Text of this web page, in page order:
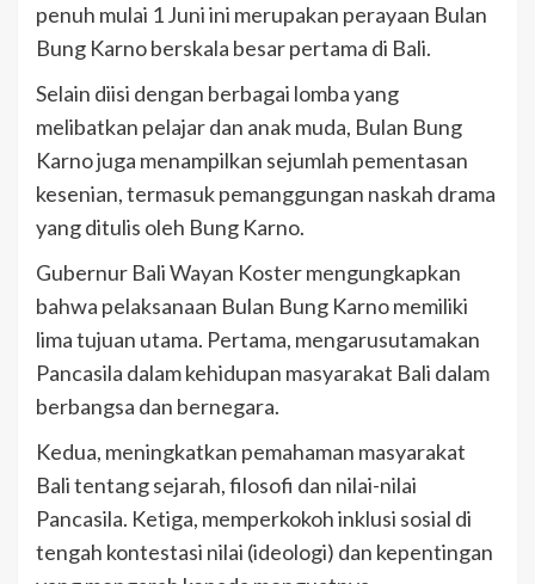
penuh mulai 1 Juni ini merupakan perayaan Bulan
Bung Karno berskala besar pertama di Bali.
Selain diisi dengan berbagai lomba yang
melibatkan pelajar dan anak muda, Bulan Bung
Karno juga menampilkan sejumlah pementasan
kesenian, termasuk pemanggungan naskah drama
yang ditulis oleh Bung Karno.
Gubernur Bali Wayan Koster mengungkapkan
bahwa pelaksanaan Bulan Bung Karno memiliki
lima tujuan utama. Pertama, mengarusutamakan
Pancasila dalam kehidupan masyarakat Bali dalam
berbangsa dan bernegara.
Kedua, meningkatkan pemahaman masyarakat
Bali tentang sejarah, filosofi dan nilai-nilai
Pancasila. Ketiga, memperkokoh inklusi sosial di
tengah kontestasi nilai (ideologi) dan kepentingan